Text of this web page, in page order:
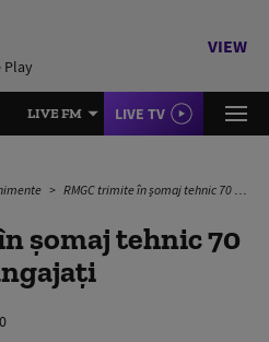
Play
VIEW
LIVE FM LIVE TV
RMGC trimite în şomaj tehnic 70 din cei 100 de angajaţi
şomaj tehnic 70